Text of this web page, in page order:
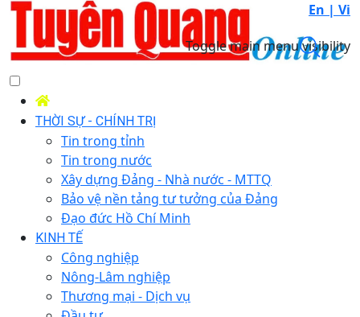
En | Vi
Toggle main menu visibility
THỜI SỰ - CHÍNH TRỊ
Tin trong tỉnh
Tin trong nước
Xây dựng Đảng - Nhà nước - MTTQ
Bảo vệ nền tảng tư tưởng của Đảng
Đạo đức Hồ Chí Minh
KINH TẾ
Công nghiệp
Nông-Lâm nghiệp
Thương mại - Dịch vụ